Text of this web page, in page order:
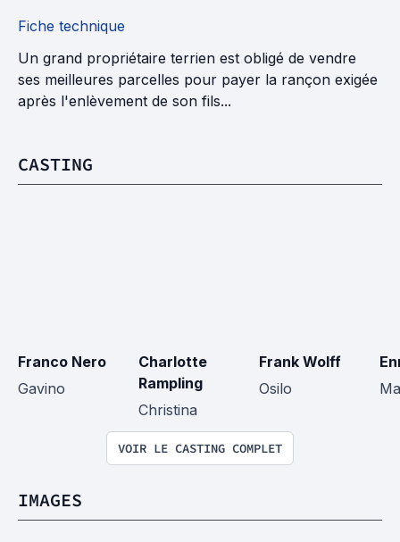
Fiche technique
Un grand propriétaire terrien est obligé de vendre
ses meilleures parcelles pour payer la rançon exigée
après l'enlèvement de son fils...
CASTING
Franco Nero
Gavino
Charlotte
Rampling
Christina
Frank Wolff
Osilo
VOIR LE CASTING COMPLET
IMAGES